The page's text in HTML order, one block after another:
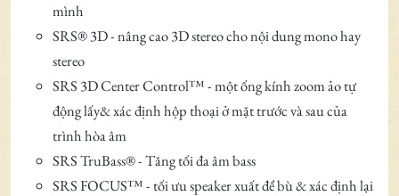
mình
SRS® 3D - nâng cao 3D stereo cho nội dung mono hay
stereo
SRS 3D Center Control™ - một ống kính zoom ảo tự
động lấy& xác định hộp thoại ở mặt trước và sau của
trình hòa âm
SRS TruBass® - Tăng tối đa âm bass
SRS FOCUS™ - tối ưu speaker xuất để bù & xác định lại